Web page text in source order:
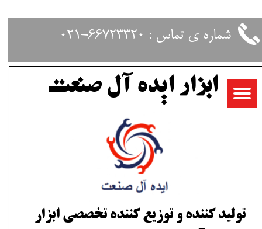
شماره ی تماس : 66723320-021
ابزار ایده آل صنعت
تولید کننده و توزیع کننده تخصصی ابزار
حساب کاربری من
تغییر گذر واژه
سفارشات
خروج از حساب کاربری